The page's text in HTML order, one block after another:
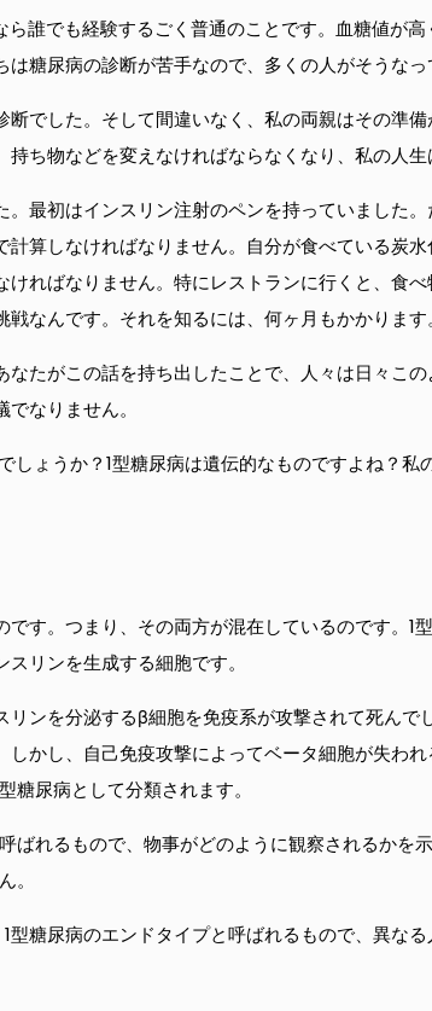
誰でも経験するごく普通のことです。血糖値が
糖尿病の診断が苦手なので、多くの人がそうなっ
でした。そして間違いなく、私の両親はその準
ち物などを変えなければならなくなり、私の人生
最初はインスリン注射のペンを持っていました
算しなければなりません。自分が食べている炭
ればなりません。特にレストランに行くと、食
なんです。それを知るには、何ヶ月もかかります。
たがこの話を持ち出したことで、人々は日々こ
なりません。
ょうか？1型糖尿病は遺伝的なものですよね？私
す。つまり、その両方が混在しているのです。1
リンを生成する細胞です。
ンを分泌するβ細胞を免疫系が攻撃されて死んで
かし、自己免疫攻撃によってベータ細胞が失わ
糖尿病として分類されます。
ばれるもので、物事がどのように観察されるかを
。
型糖尿病のエンドタイプと呼ばれるもので、異な